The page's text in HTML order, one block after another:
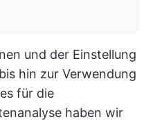
und der Einstellung
hin zur Verwendung
für die
haben wir